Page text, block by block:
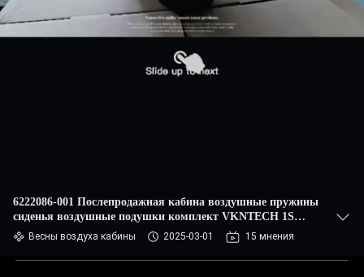
6222086-001 Послепродажная кабина воздушные пружины
сиденья воздушные подушки комплект VKNTECH 1S
1108Весны воздуха кабины 2025-03-01 15 мнения